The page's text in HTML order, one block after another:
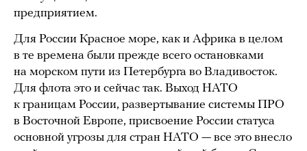
предприятием.
Для России Красное море, как и Африка в целом
в те времена были прежде всего остановками
на морском пути из Петербурга во Владивосток.
Для флота это и сейчас так. Выход НАТО
к границам России, развертывание системы ПРО
в Восточной Европе, присвоение России статуса
основной угрозы для стран НАТО — все это внесло